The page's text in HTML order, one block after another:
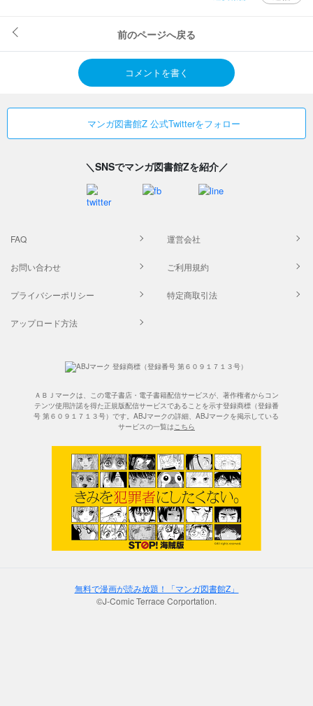
前のページへ戻る
コメントを書く
マンガ図書館Z 公式Twitterをフォロー
＼SNSでマンガ図書館Zを紹介／
FAQ 運営会社
お問い合わせ ご利用規約
プライバシーポリシー 特定商取引法
アップロード方法
ＡＢＪマークは、この電子書店・電子書籍配信サービスが、著作権者からコン
テンツ使用許諾を得た正規版配信サービスであることを示す登録商標（登録番
号 第６０９１７１３号）です。ABJマークの詳細、ABJマークを掲示している
サービスの一覧はこちら
無料で漫画が読み放題！「マンガ図書館Z」
©J-Comic Terrace Corportation.